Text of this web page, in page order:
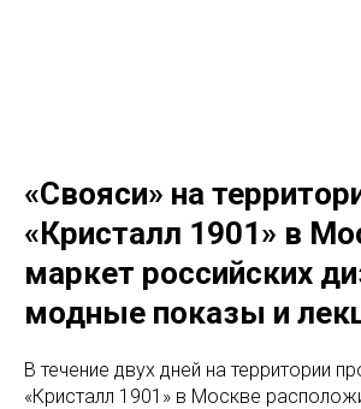
«Свояси» на
«Кристалл 1901» в
маркет российских
модные показы и
В течение двух дней на территории
«Кристалл 1901» в Москве